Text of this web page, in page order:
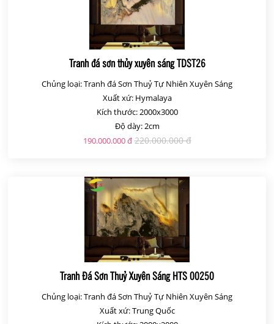
Tranh đá sơn thủy xuyên sáng TDST26
Chủng loại: Tranh đá Sơn Thuỷ Tự Nhiên Xuyên Sáng
Xuất xứ: Hymalaya
Kích thước: 2000x3000
Độ dày: 2cm
190.000.000 đ 220.000.000 đ
Tranh Đá Sơn Thuỷ Xuyên Sáng HTS 00250
Chủng loại: Tranh đá Sơn Thuỷ Tự Nhiên Xuyên Sáng
Xuất xứ: Trung Quốc